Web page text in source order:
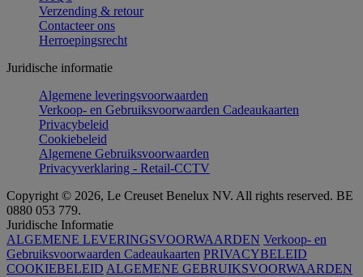
Verzending & retour
Contacteer ons
Herroepingsrecht
Juridische informatie
Algemene leveringsvoorwaarden
Verkoop- en Gebruiksvoorwaarden Cadeaukaarten
Privacybeleid
Cookiebeleid
Algemene Gebruiksvoorwaarden
Privacyverklaring - Retail-CCTV
Copyright © 2026, Le Creuset Benelux NV. All rights reserved. BE
0880 053 779.
Juridische Informatie
ALGEMENE LEVERINGSVOORWAARDEN Verkoop- en
Gebruiksvoorwaarden Cadeaukaarten PRIVACYBELEID
COOKIEBELEID ALGEMENE GEBRUIKSVOORWAARDEN